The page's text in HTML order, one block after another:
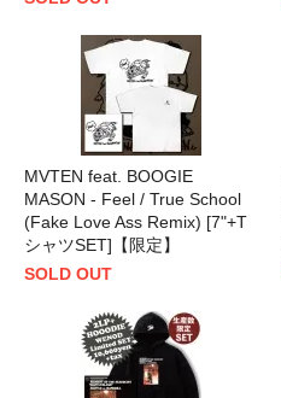
MVTEN feat. BOOGIE
MASON - Feel / True School
(Fake Love Ass Remix) [7"+T
シャツSET]【限定】
SOLD OUT